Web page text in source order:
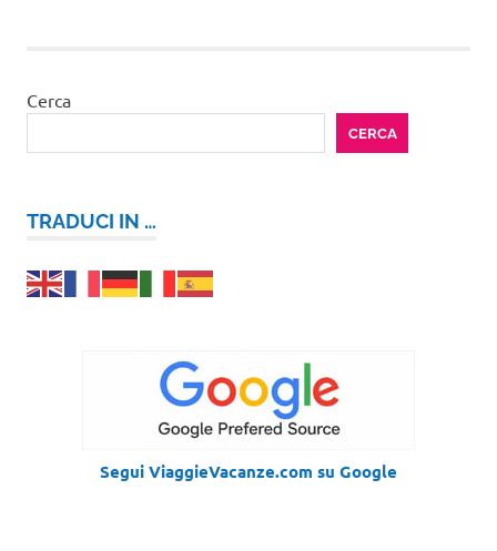
Cerca
CERCA
TRADUCI IN …
Segui ViaggieVacanze.com su Google